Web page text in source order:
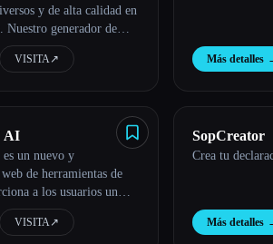
y de alta calidad en
Nuestro generador de
evaluaciones
y sin errores para
VISITA↗︎ Más detalles
AI
un nuevo y
de herramientas de
a los usuarios un
impulsado por
VISITA↗︎
SopCreator
Crea tu
Más detalles